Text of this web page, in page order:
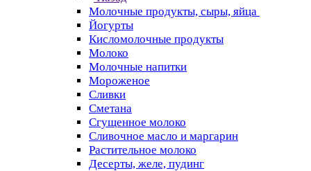
Молочные продукты, сыры, яйца
Йогурты
Кисломолочные продукты
Молоко
Молочные напитки
Мороженое
Сливки
Сметана
Сгущенное молоко
Сливочное масло и маргарин
Растительное молоко
Десерты, желе, пудинг